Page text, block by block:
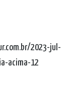
2023-jul-
acima-12